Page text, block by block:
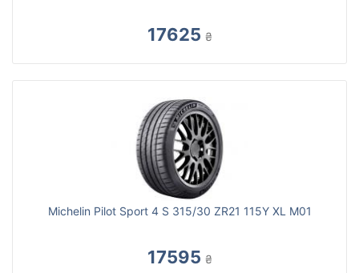
17625 ₴
Michelin Pilot Sport 4 S 315/30 ZR21 115Y XL M01
17595 ₴